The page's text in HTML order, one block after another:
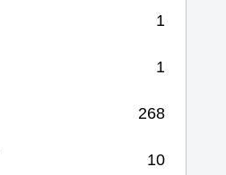
1
1
268
10